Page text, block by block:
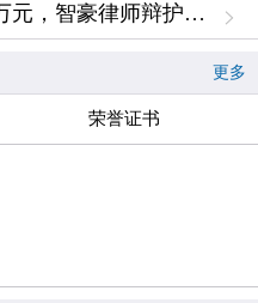
• 厅级干部被控受贿约2500万元，智豪律师辩护降低1000万元、认定自首，从轻判处十一年
更多
荣誉证书